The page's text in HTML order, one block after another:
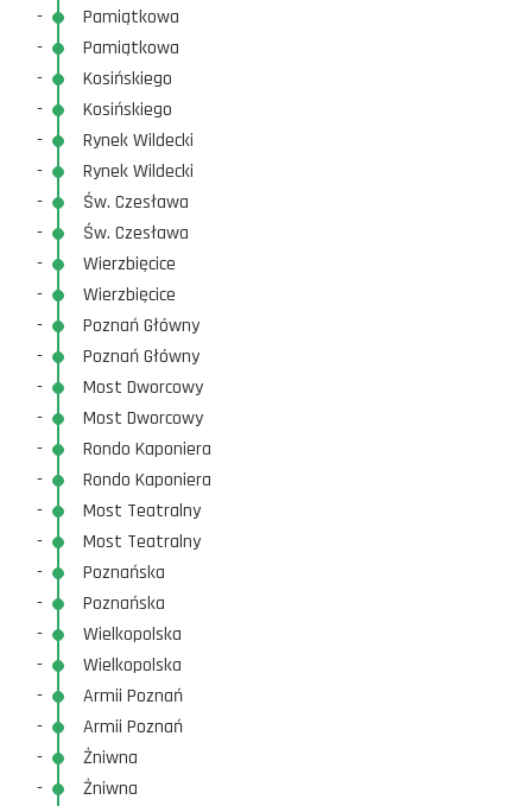
-
Pamiątkowa
-
Pamiątkowa
-
Kosińskiego
-
Kosińskiego
-
Rynek Wildecki
-
Rynek Wildecki
-
Św. Czesława
-
Św. Czesława
-
Wierzbięcice
-
Wierzbięcice
-
Poznań Główny
-
Poznań Główny
-
Most Dworcowy
-
Most Dworcowy
-
Rondo Kaponiera
-
Rondo Kaponiera
-
Most Teatralny
-
Most Teatralny
-
Poznańska
-
Poznańska
-
Wielkopolska
-
Wielkopolska
-
Armii Poznań
-
Armii Poznań
-
Żniwna
-
Żniwna